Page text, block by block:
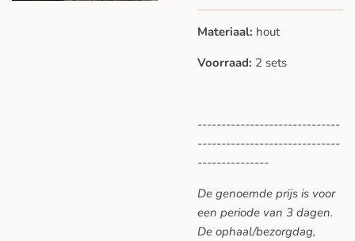
Materiaal: hout
Voorraad: 2 sets
------------------------------
------------------------------
---------------
De genoemde prijs is voor
een periode van 3 dagen.
De ophaal/bezorgdag,